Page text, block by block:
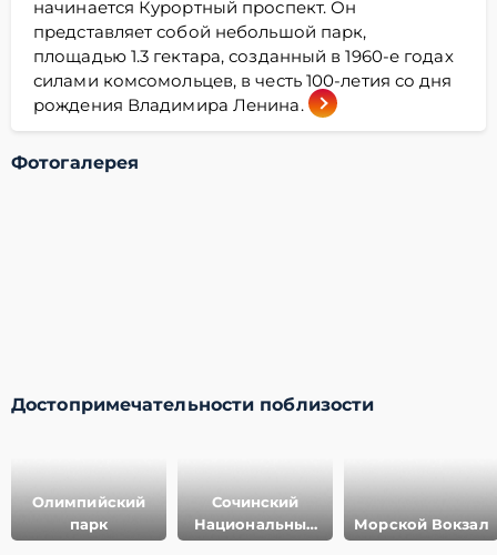
начинается Курортный проспект. Он
представляет собой небольшой парк,
площадью 1.3 гектара, созданный в 1960-е годах
силами комсомольцев, в честь 100-летия со дня
рождения Владимира Ленина.
Фотогалерея
Достопримечательности поблизости
Олимпийский
парк
Сочинский
Национальный
Парк
Морской Вокзал